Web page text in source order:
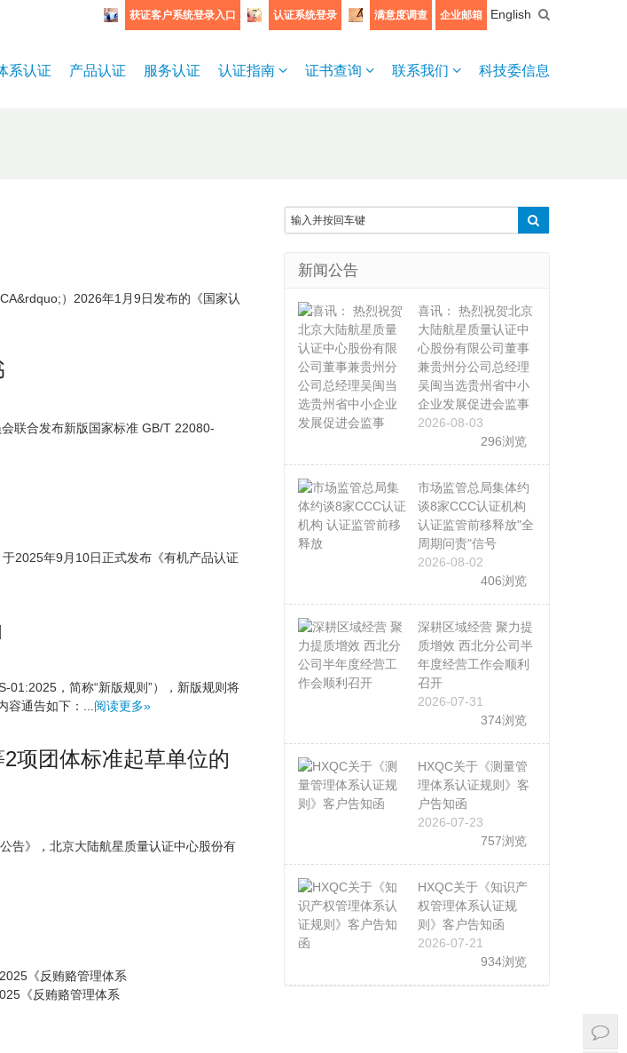
获证客户系统登录入口 认证系统登录 满意度调查 企业邮箱 English
系认证 产品认证 服务认证 认证指南 证书查询 联系我们 科技委信息
）2026年1月9日发布的《国家认
联合发布新版国家标准 GB/T 22080-
2025年9月10日正式发布《有机产品认证
01:2025，简称“新版规则”），新版规则将
通告如下：... 阅读更多»
项团体标准起草单位的
告》，北京大陆航星质量认证中心股份有
《反贿赂管理体系
《反贿赂管理体系
新闻公告
喜讯： 热烈祝贺北京
大陆航星质量认证中
心股份有限公司董事
兼贵州分公司总经理
吴闽当选贵州省中小
企业发展促进会监事
2026-08-03
296浏览
市场监管总局集体约
谈8家CCC认证机构
认证监管前移释放"全
周期问责"信号
2026-08-02
406浏览
深耕区域经营 聚力提
质增效 西北分公司半
年度经营工作会顺利
召开
2026-07-31
374浏览
HXQC关于《测量管
理体系认证规则》客
户告知函
2026-07-23
757浏览
HXQC关于《知识产
权管理体系认证规
则》客户告知函
2026-07-21
934浏览